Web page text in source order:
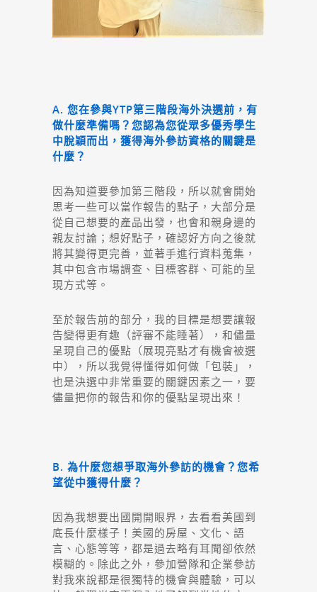
A. 您在參與YTP第三階段海外決選前，有
做什麼準備嗎？您認為您從眾多優秀學生
中脫穎而出，獲得海外參訪資格的關鍵是
什麼？
因為知道要參加第三階段，所以就會開始
思考一些可以當作報告的點子，大部分是
從自己想要的產品出發，也會和親身邊的
親友討論；想好點子，確認好方向之後就
將其變得更完善，並著手進行資料蒐集，
其中包含市場調查、目標客群、可能的呈
現方式等。
至於報告前的部分，我的目標是想要讓報
告變得更有趣（評審不能睡著），和儘量
呈現自己的優點（展現亮點才有機會被選
中），所以我覺得懂得如何做「包裝」，
也是決選中非常重要的關鍵因素之一，要
儘量把你的報告和你的優點呈現出來！
B. 為什麼您想爭取海外參訪的機會？您希
望從中獲得什麼？
因為我想要出國開開眼界，去看看美國到
底長什麼樣子！美國的房屋、文化、語
言、心態等等，都是過去略有耳聞卻依然
模糊的。除此之外，參加營隊和企業參訪
對我來說都是很獨特的機會與體驗，可以